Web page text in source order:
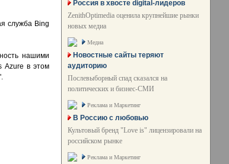
служба Bing
нашими
Azure в этом
Россия в хвосте digital-лидеров
ZenithOptimedia оценила крупнейшие рынки
новых медиа
Медиа
Новостные сайты теряют
аудиторию
Послевыборный спад сказался на
политических и бизнес-СМИ
Реклама и Маркетинг
В Россию с любовью
Культовый бренд "Love is" лицензировали на
российском рынке
Реклама и Маркетинг